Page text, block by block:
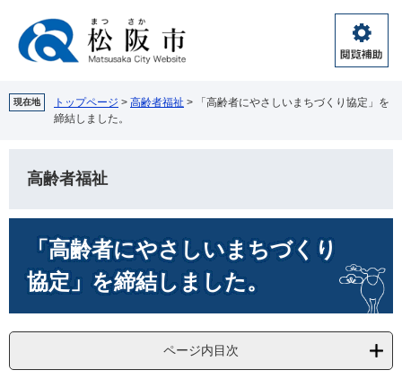
へ
閲
覧
助
現在地 トップページ > 高齢者福祉 >
「高齢者にやさしいまちづくり協定」を
締結しました。
高齢者福祉
「高齢者にやさしいまちづくり
協定」を締結しました。
ページ内目次